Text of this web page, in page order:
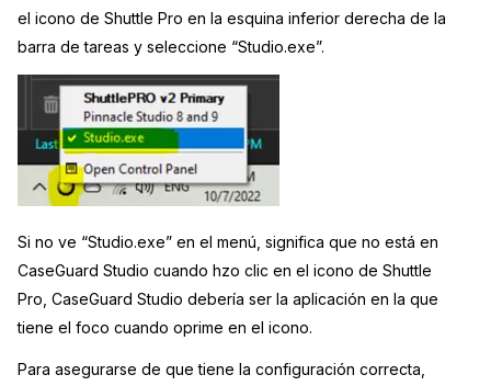
el icono de Shuttle Pro en la esquina inferior derecha de la
barra de tareas y seleccione “Studio.exe”.
Si no ve “Studio.exe” en el menú, significa que no está en
CaseGuard Studio cuando hzo clic en el icono de Shuttle
Pro, CaseGuard Studio debería ser la aplicación en la que
tiene el foco cuando oprime en el icono.
Para asegurarse de que tiene la configuración correcta,